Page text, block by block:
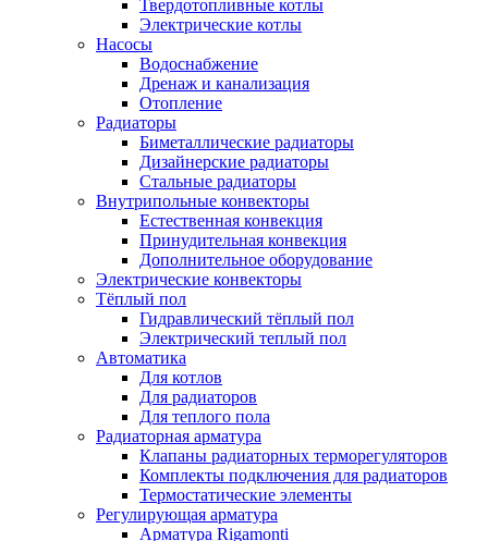
Твердотопливные котлы
Электрические котлы
Насосы
Водоснабжение
Дренаж и канализация
Отопление
Радиаторы
Биметаллические радиаторы
Дизайнерские радиаторы
Стальные радиаторы
Внутрипольные конвекторы
Естественная конвекция
Принудительная конвекция
Дополнительное оборудование
Электрические конвекторы
Тёплый пол
Гидравлический тёплый пол
Электрический теплый пол
Автоматика
Для котлов
Для радиаторов
Для теплого пола
Радиаторная арматура
Клапаны радиаторных терморегуляторов
Комплекты подключения для радиаторов
Термостатические элементы
Регулирующая арматура
Арматура Rigamonti